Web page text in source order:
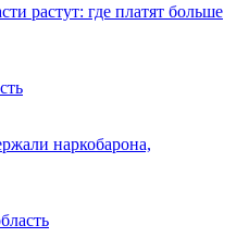
растут: где платят больше
наркобарона,